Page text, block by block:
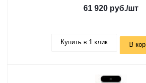
61 920 руб./шт
Купить в 1 клик В